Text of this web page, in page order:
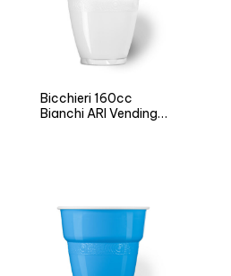
Bicchieri 160cc
Bianchi ARI Vending